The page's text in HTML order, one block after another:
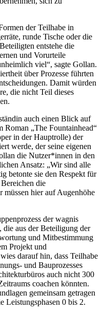
der Teilhabe in
runde Tische oder die
entstehe die
und Vorurteile
viel“, sagte Gollan.
über Prozesse führten
Damit würden
die nicht Teil dieses
auch einen Blick auf
Roman „The Fountainhead“
in der Hauptrolle) der
werde, der seine eigenen
die Nutzer*innen in den
Ansatz: „Wir sind alle
betonte sie den Respekt für
die
müssen hier auf Augenhöhe
der wagnis
aus der Beteiligung der
und Mitbestimmung
Projekt und
darauf hin, dass Teilhabe
und Bauprozesses
auch nicht 300
coachen könnten.
gemeinsam getragen
Leistungsphasen 0 bis 2.